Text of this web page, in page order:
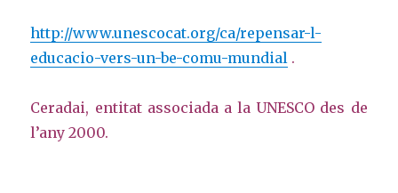
http://www.unescocat.org/ca/repensar-l-
educacio-vers-un-be-comu-mundial .
Ceradai, entitat associada a la UNESCO des de
l’any 2000.